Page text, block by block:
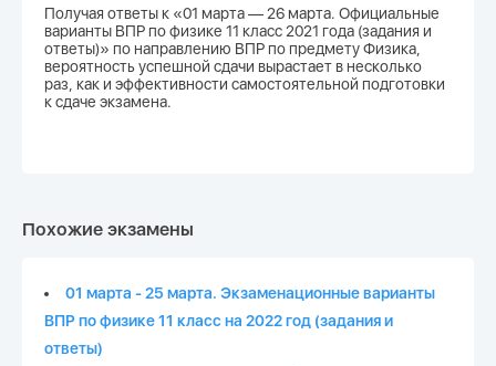
Получая ответы к «01 марта — 26 марта. Официальные
варианты ВПР по физике 11 класс 2021 года (задания и
ответы)» по направлению ВПР по предмету Физика,
вероятность успешной сдачи вырастает в несколько
раз, как и эффективности самостоятельной подготовки
к сдаче экзамена.
Похожие экзамены
01 марта - 25 марта. Экзаменационные варианты
ВПР по физике 11 класс на 2022 год (задания и
ответы)